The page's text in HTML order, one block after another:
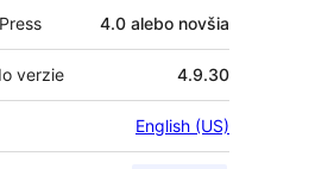
4.0 alebo novšia
verzie 4.9.30
English (US)